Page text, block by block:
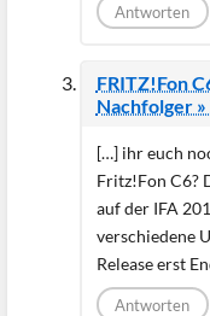
Antworten
FRITZ!Fon
Nachfolger
[…] ihr euch
Fritz!Fon C6?
auf der IFA
verschiedene
Release erst
Antworten